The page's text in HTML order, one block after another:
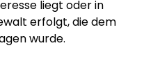
liegt oder in
erfolgt, die dem
wurde.